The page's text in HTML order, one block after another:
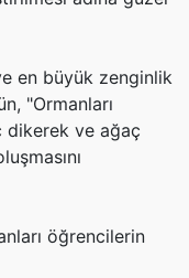
en büyük zenginlik
"Ormanları
dikerek ve ağaç
öğrencilerin